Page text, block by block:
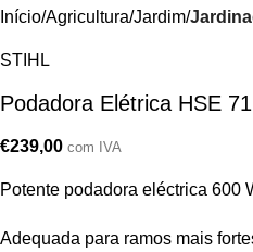
Início Agricultura/Jardim
STIHL
Podadora Elétrica HSE 71
€239,00 com IVA
Potente podadora eléctrica 600
Adequada para ramos mais